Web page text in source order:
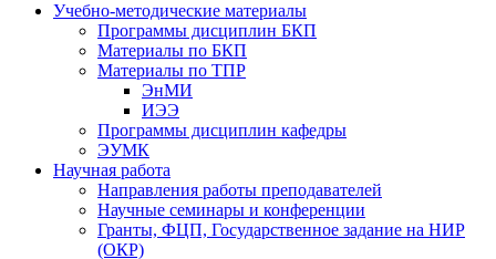
Учебно-методические материалы
Программы дисциплин БКП
Материалы по БКП
Материалы по ТПР
ЭнМИ
ИЭЭ
Программы дисциплин кафедры
ЭУМК
Научная работа
Направления работы преподавателей
Научные семинары и конференции
Гранты, ФЦП, Государственное задание на НИР
(ОКР)